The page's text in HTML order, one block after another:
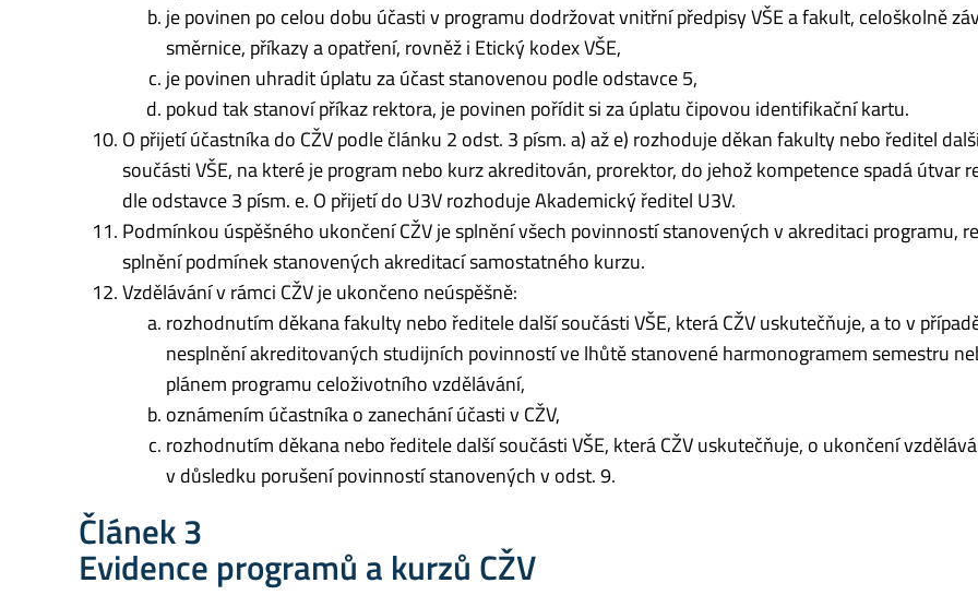
je povinen po celou dobu účasti v programu dodržovat vnitřní předpisy VŠE a fakult, celoškolně
směrnice, příkazy a opatření, rovněž i Etický kodex VŠE,
je povinen uhradit úplatu za účast stanovenou podle odstavce 5,
pokud tak stanoví příkaz rektora, je povinen pořídit si za úplatu čipovou identifikační kartu.
O přijetí účastníka do CŽV podle článku 2 odst. 3 písm. a) až e) rozhoduje děkan fakulty nebo ředitel
součásti VŠE, na které je program nebo kurz akreditován, prorektor, do jehož kompetence spadá útvar
dle odstavce 3 písm. e. O přijetí do U3V rozhoduje Akademický ředitel U3V.
Podmínkou úspěšného ukončení CŽV je splnění všech povinností stanovených v akreditaci programu,
splnění podmínek stanovených akreditací samostatného kurzu.
Vzdělávání v rámci CŽV je ukončeno neúspěšně:
rozhodnutím děkana fakulty nebo ředitele další součásti VŠE, která CŽV uskutečňuje, a to v
nesplnění akreditovaných studijních povinností ve lhůtě stanovené harmonogramem semestru
plánem programu celoživotního vzdělávání,
oznámením účastníka o zanechání účasti v CŽV,
rozhodnutím děkana nebo ředitele další součásti VŠE, která CŽV uskutečňuje, o ukončení
v důsledku porušení povinností stanovených v odst. 9.
Článek 3
Evidence programů a kurzů CŽV